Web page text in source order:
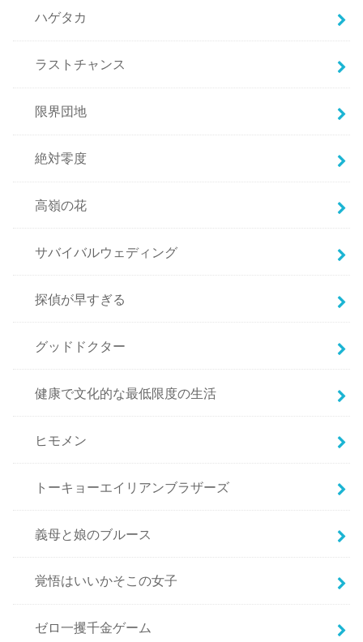
ハゲタカ
ラストチャンス
限界団地
絶対零度
高嶺の花
サバイバルウェディング
探偵が早すぎる
グッドドクター
健康で文化的な最低限度の生活
ヒモメン
トーキョーエイリアンブラザーズ
義母と娘のブルース
覚悟はいいかそこの女子
ゼロ一攫千金ゲーム